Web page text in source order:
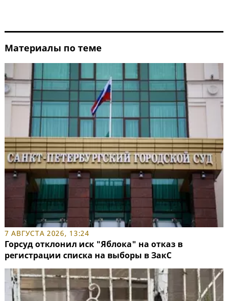
Материалы по теме
7 АВГУСТА 2026, 13:24
Горсуд отклонил иск "Яблока" на отказ в
регистрации списка на выборы в ЗакС